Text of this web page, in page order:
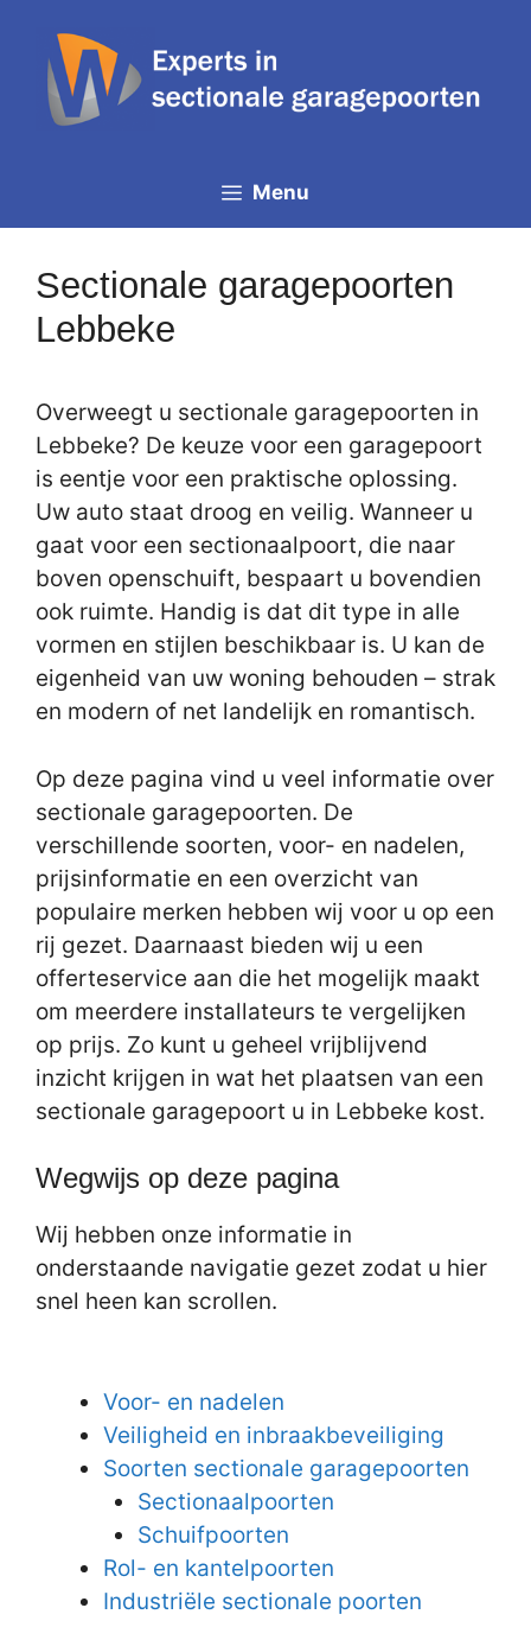
inhoud
Menu
Sectionale garagepoorten
Lebbeke
Overweegt u sectionale garagepoorten in
Lebbeke? De keuze voor een garagepoort
is eentje voor een praktische oplossing.
Uw auto staat droog en veilig. Wanneer u
gaat voor een sectionaalpoort, die naar
boven openschuift, bespaart u bovendien
ook ruimte. Handig is dat dit type in alle
vormen en stijlen beschikbaar is. U kan de
eigenheid van uw woning behouden – strak
en modern of net landelijk en romantisch.
Op deze pagina vind u veel informatie over
sectionale garagepoorten. De
verschillende soorten, voor- en nadelen,
prijsinformatie en een overzicht van
populaire merken hebben wij voor u op een
rij gezet. Daarnaast bieden wij u een
offerteservice aan die het mogelijk maakt
om meerdere installateurs te vergelijken
op prijs. Zo kunt u geheel vrijblijvend
inzicht krijgen in wat het plaatsen van een
sectionale garagepoort u in Lebbeke kost.
Wegwijs op deze pagina
Wij hebben onze informatie in
onderstaande navigatie gezet zodat u hier
snel heen kan scrollen.
Voor- en nadelen
Veiligheid en inbraakbeveiliging
Soorten sectionale garagepoorten
Sectionaalpoorten
Schuifpoorten
Rol- en kantelpoorten
Industriële sectionale poorten